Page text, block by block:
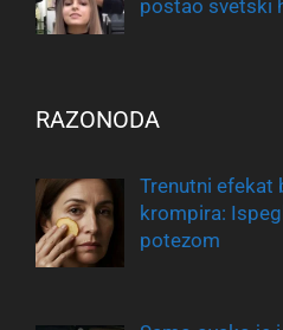
postao svetski
RAZONODA
Trenutni
krompira:
potezom